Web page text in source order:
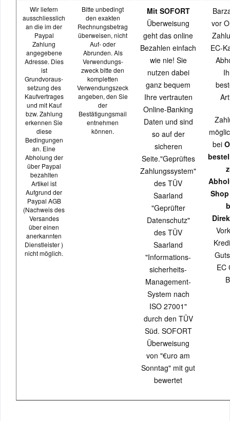
Wir liefern
ausschliesslich
an die im der
Paypal
Zahlung
angegebene
Adresse. Dies
ist
Grundvoraus-
setzung des
Kaufvertrages
und mit Kauf
bzw. Zahlung
erkennen Sie
diese
Bedingungen
an. Eine
Abholung der
über Paypal
bezahlten
Artikel ist
Aufgrund der
Paypal AGB
(Nachweis des
Versandes
über einen
anerkannten
Dienstleister )
nicht möglich.
Bitte unbedingt
den exakten
Rechnungsbetrag
überweisen, nicht
Auf- oder
Abrunden. Als
Verwendungs-
zweck bitte den
kompletten
Verwendungszeck
angeben, den Sie
der
Bestätigungsmail
entnehmen
können.
Mit SOFORT
Überweisung
geht das online
Bezahlen einfach
wie nie! Sie
nutzen dabei
ganz bequem
Ihre vertrauten
Online-Banking
Daten und sind
so auf der
sicheren
Seite."Geprüftes
Zahlungssystem"
des TÜV
Saarland
"Geprüfter
Datenschutz"
des TÜV
Saarland
"Informations-
sicherheits-
Management-
System nach
ISO 27001"
durch den TÜV
Süd. SOFORT
Überweisung
von "€uro am
Sonntag" mit gut
bewertet
vor
EC-
bei
EC